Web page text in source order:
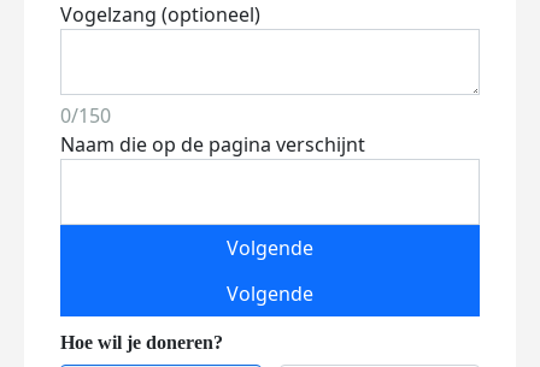
Vogelzang (optioneel)
0/150
Naam die op de pagina verschijnt
Volgende
Volgende